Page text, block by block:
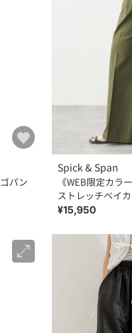
パン
Spick & Span
《WEB限定カラ
ストレッチベイ
¥15,950